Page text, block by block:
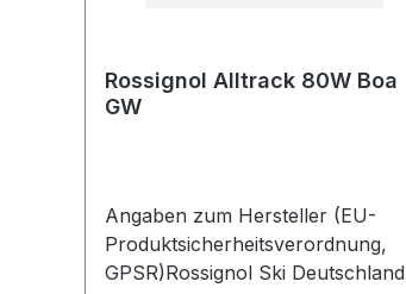
Rossignol Alltrack 80W Boa
GW
Angaben zum Hersteller (EU-
Produktsicherheitsverordnung,
GPSR)Rossignol Ski Deutschland